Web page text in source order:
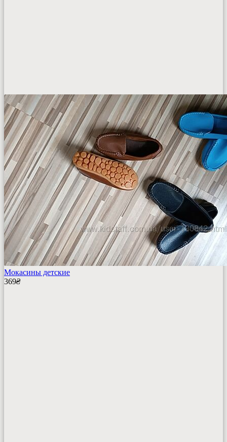
Мокасины детские
369₴